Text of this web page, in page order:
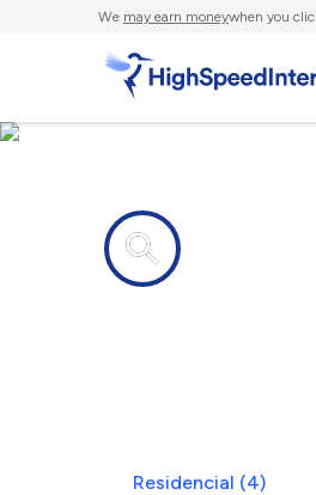
We may earn moneywhen you
Residencial (4)